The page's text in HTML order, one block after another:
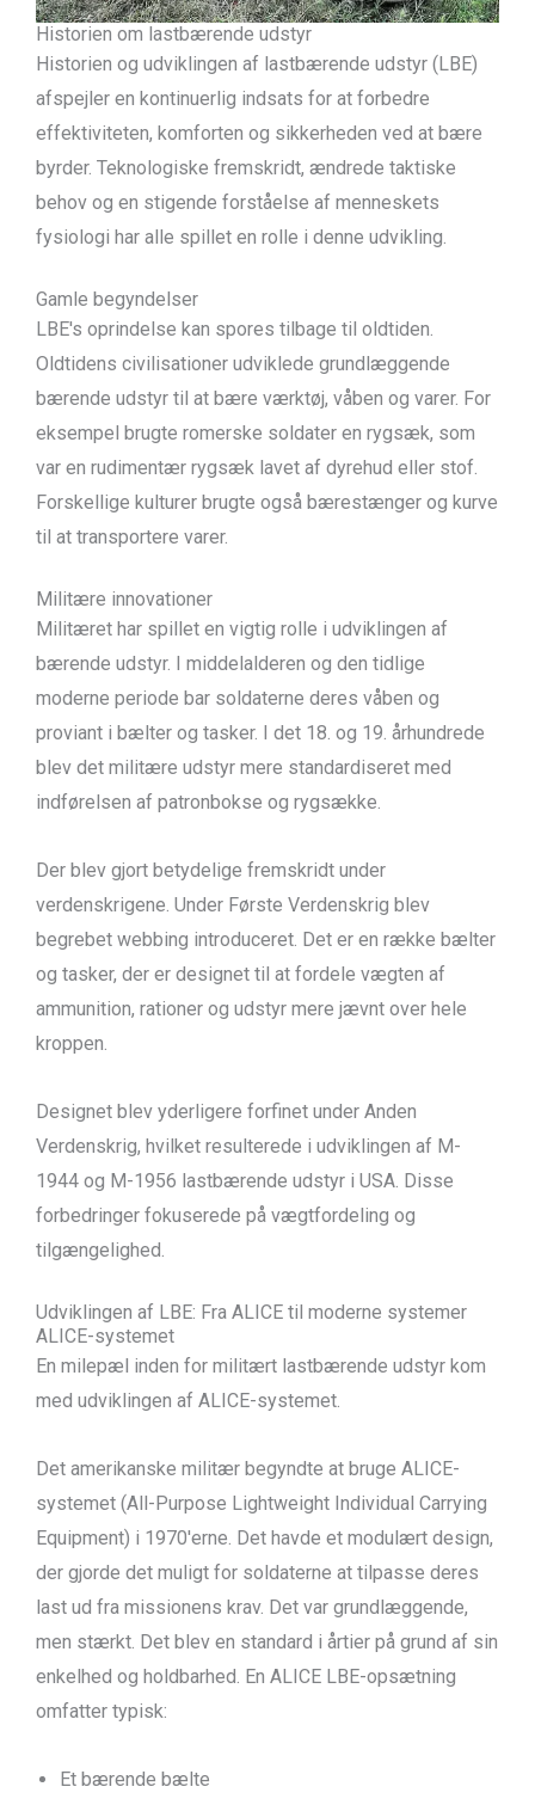
Historien om lastbærende udstyr
Historien og udviklingen af lastbærende udstyr (LBE)
afspejler en kontinuerlig indsats for at forbedre
effektiviteten, komforten og sikkerheden ved at bære
byrder. Teknologiske fremskridt, ændrede taktiske
behov og en stigende forståelse af menneskets
fysiologi har alle spillet en rolle i denne udvikling.
Gamle begyndelser
LBE's oprindelse kan spores tilbage til oldtiden.
Oldtidens civilisationer udviklede grundlæggende
bærende udstyr til at bære værktøj, våben og varer. For
eksempel brugte romerske soldater en rygsæk, som
var en rudimentær rygsæk lavet af dyrehud eller stof.
Forskellige kulturer brugte også bærestænger og kurve
til at transportere varer.
Militære innovationer
Militæret har spillet en vigtig rolle i udviklingen af
bærende udstyr. I middelalderen og den tidlige
moderne periode bar soldaterne deres våben og
proviant i bælter og tasker. I det 18. og 19. århundrede
blev det militære udstyr mere standardiseret med
indførelsen af patronbokse og rygsække.
Der blev gjort betydelige fremskridt under
verdenskrigene. Under Første Verdenskrig blev
begrebet webbing introduceret. Det er en række bælter
og tasker, der er designet til at fordele vægten af
ammunition, rationer og udstyr mere jævnt over hele
kroppen.
Designet blev yderligere forfinet under Anden
Verdenskrig, hvilket resulterede i udviklingen af M-
1944 og M-1956 lastbærende udstyr i USA. Disse
forbedringer fokuserede på vægtfordeling og
tilgængelighed.
Udviklingen af LBE: Fra ALICE til moderne systemer
ALICE-systemet
En milepæl inden for militært lastbærende udstyr kom
med udviklingen af ALICE-systemet.
Det amerikanske militær begyndte at bruge ALICE-
systemet (All-Purpose Lightweight Individual Carrying
Equipment) i 1970'erne. Det havde et modulært design,
der gjorde det muligt for soldaterne at tilpasse deres
last ud fra missionens krav. Det var grundlæggende,
men stærkt. Det blev en standard i årtier på grund af sin
enkelhed og holdbarhed. En ALICE LBE-opsætning
omfatter typisk:
Et bærende bælte